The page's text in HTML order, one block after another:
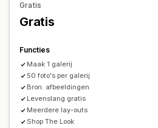
Inzoomen op afbeelding
Gratis
Gratis
Functies
Maak 1 galerij
50 foto's per galerij
Bron: afbeeldingen
Levenslang gratis
Meerdere lay-outs
Shop The Look